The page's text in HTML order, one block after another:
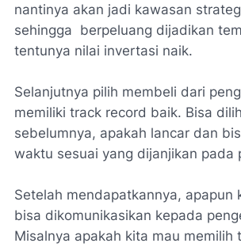
nantinya akan jadi kawasan
sehingga berpeluang dijadikan
tentunya nilai invertasi naik.
Selanjutnya pilih membeli dari
memiliki track record baik. Bisa
sebelumnya, apakah lancar dan
waktu sesuai yang dijanjikan pada
Setelah mendapatkannya, apapun
bisa dikomunikasikan kepada
Misalnya apakah kita mau memilih